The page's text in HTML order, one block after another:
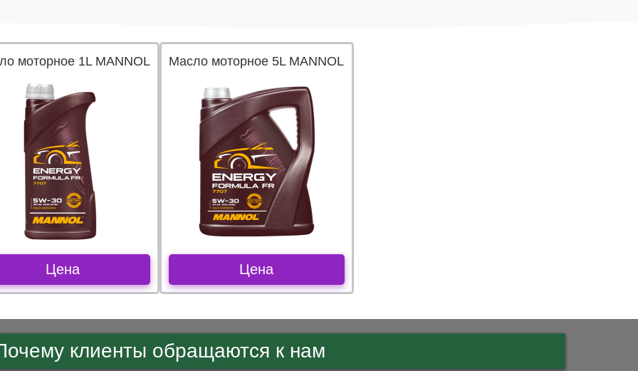
моторное 1L MANNOL
Цена
Масло моторное 5L MANNOL
Цена
клиенты обращаются к нам